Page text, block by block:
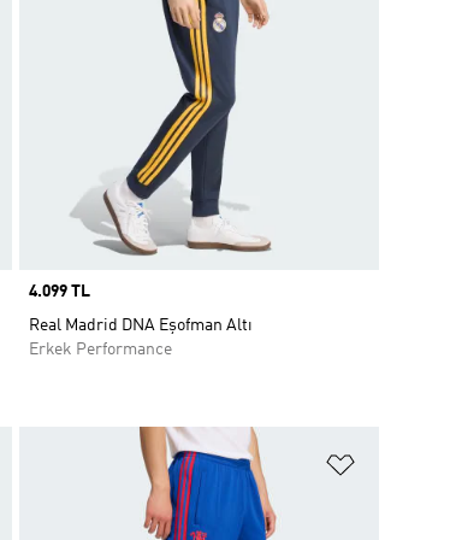
Price
4.099 TL
Real Madrid DNA Eşofman Altı
Erkek Performance
Favori Listesine Ekle